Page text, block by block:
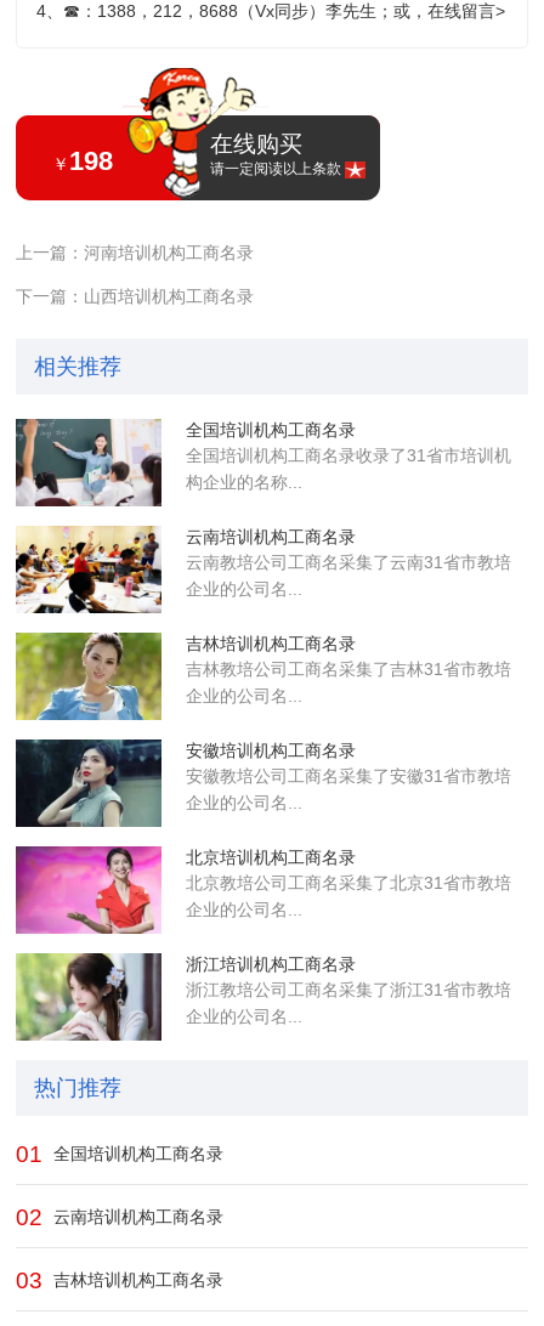
4、 ☎ ：1388，212，8688（Vx同步）李先生；或，在线留言>
￥ 198
在线购买
请一定阅读以上条款
上一篇：河南培训机构工商名录
下一篇：山西培训机构工商名录
相关推荐
全国培训机构工商名录
全国培训机构工商名录收录了31省市培训机
构企业的名称...
云南培训机构工商名录
云南教培公司工商名采集了云南31省市教培
企业的公司名...
吉林培训机构工商名录
吉林教培公司工商名采集了吉林31省市教培
企业的公司名...
安徽培训机构工商名录
安徽教培公司工商名采集了安徽31省市教培
企业的公司名...
北京培训机构工商名录
北京教培公司工商名采集了北京31省市教培
企业的公司名...
浙江培训机构工商名录
浙江教培公司工商名采集了浙江31省市教培
企业的公司名...
热门推荐
01 全国培训机构工商名录
02 云南培训机构工商名录
03 吉林培训机构工商名录